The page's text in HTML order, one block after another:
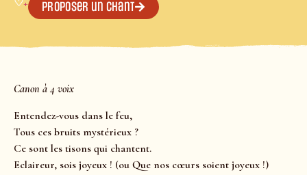
♡+ Proposer un chant
Canon à 4 voix
Entendez-vous dans le feu,
Tous ces bruits mystérieux ?
Ce sont les tisons qui chantent.
Eclaireur, sois joyeux ! (ou Que nos cœurs soient joyeux !)